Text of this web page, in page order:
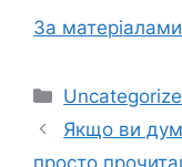
За матеріалами
Категорії
Якщо ви
просто